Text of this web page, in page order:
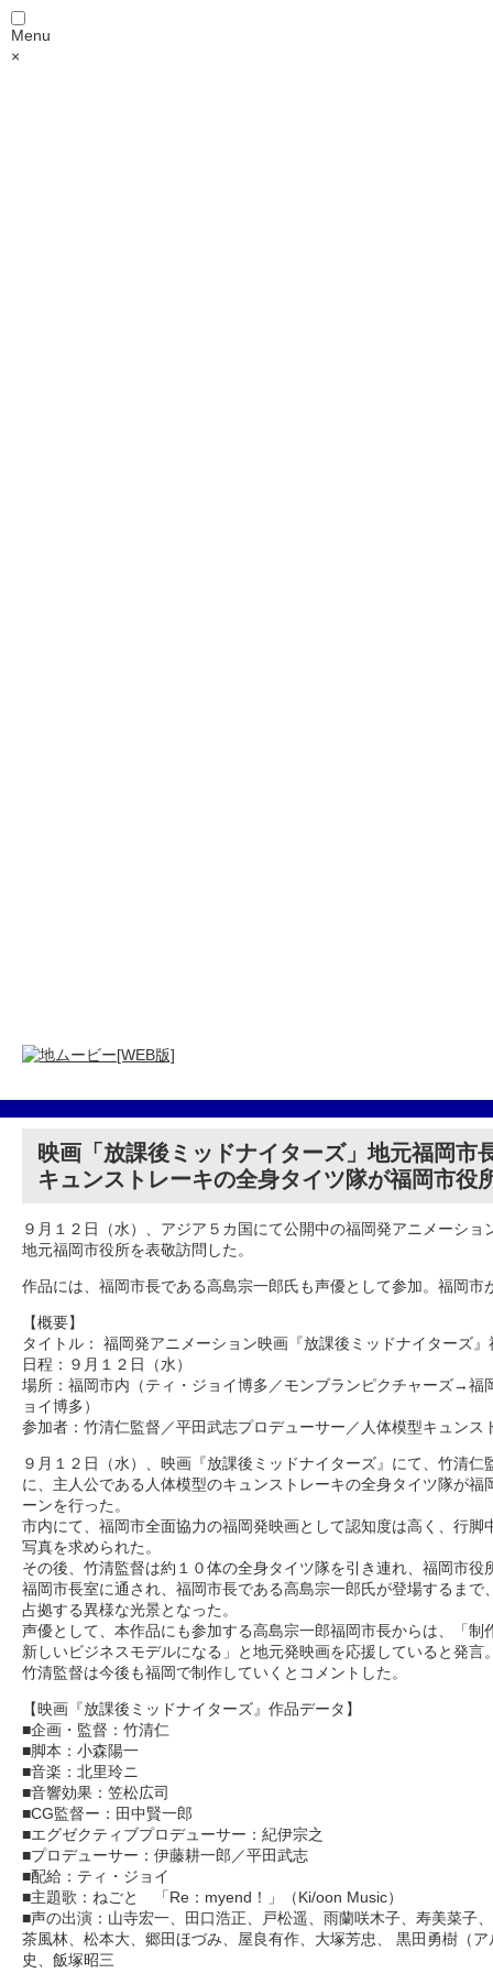
Menu
×
映画「放課後ミッドナイターズ」地元福岡市
キュンストレーキの全身タイツ隊が福岡市役
９月１２日（水）、アジア５カ国にて公開中の福岡発アニメーシ
地元福岡市役所を表敬訪問した。
作品には、福岡市長である高島宗一郎氏も声優として参加。福岡市
【概要】
タイトル： 福岡発アニメーション映画『放課後ミッドナイターズ
日程：９月１２日（水）
場所：福岡市内（ティ・ジョイ博多／モンブランピクチャーズ→
ョイ博多）
参加者：竹清仁監督／平田武志プロデューサー／人体模型キュンス
９月１２日（水）、映画『放課後ミッドナイターズ』にて、竹清
に、主人公である人体模型のキュンストレーキの全身タイツ隊が福
ーンを行った。
市内にて、福岡市全面協力の福岡発映画として認知度は高く、行脚
写真を求められた。
その後、竹清監督は約１０体の全身タイツ隊を引き連れ、福岡市役
福岡市長室に通され、福岡市長である高島宗一郎氏が登場するまで
占拠する異様な光景となった。
声優として、本作品にも参加する高島宗一郎福岡市長からは、「制
新しいビジネスモデルになる」と地元発映画を応援していると発言
竹清監督は今後も福岡で制作していくとコメントした。
【映画『放課後ミッドナイターズ』作品データ】
■企画・監督：竹清仁
■脚本：小森陽一
■音楽：北里玲ニ
■音響効果：笠松広司
■CG監督ー：田中賢一郎
■エグゼクティブプロデューサー：紀伊宗之
■プロデューサー：伊藤耕一郎／平田武志
■配給：ティ・ジョイ
■主題歌：ねごと 「Re：myend！」（Ki/oon Music）
■声の出演：山寺宏一、田口浩正、戸松遥、雨蘭咲木子、寿美菜子
茶風林、松本大、郷田ほづみ、屋良有作、大塚芳忠、 黒田勇樹（
史、飯塚昭三